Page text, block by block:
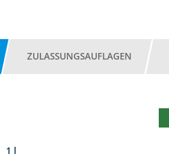
ZULASSUNGSAUFLAGEN
1 l